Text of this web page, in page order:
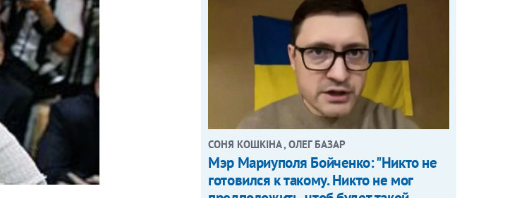
СОНЯ КОШКІНА , ОЛЕГ БАЗАР
Мэр Мариуполя Бойченко: "Никто не
готовился к такому. Никто не мог